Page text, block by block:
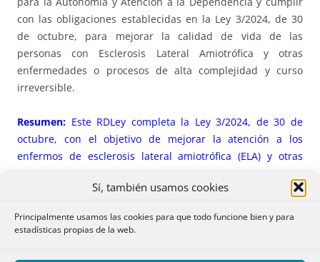
Sí, también usamos cookies
Principalmente usamos las cookies para que todo funcione bien y para
estadísticas propias de la web.
con las obligaciones establecidas en la Ley 3/2024, de 30
de octubre, para mejorar la calidad de vida de las
personas con Esclerosis Lateral Amiotrófica y otras
enfermedades o procesos de alta complejidad y curso
irreversible.
Resumen: Este RDLey completa la Ley 3/2024, de 30 de
octubre, con el objetivo de mejorar la atención a los
enfermos de esclerosis lateral amiotrófica (ELA) y otras
nuevo grado de dependencia (Grado III+) para casos
de vida de personas con Esclerosis Lateral Amiotrófica y